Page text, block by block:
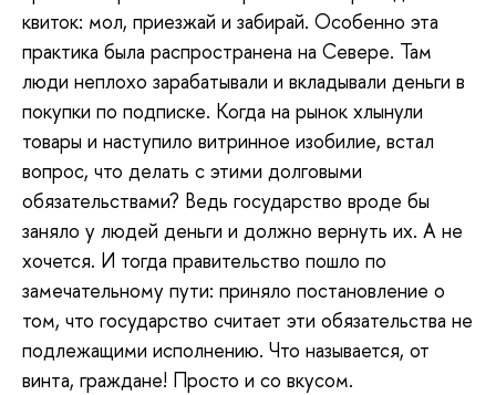
квиток: мол, приезжай и забирай. Особенно эта
практика была распространена на Севере. Там
люди неплохо зарабатывали и вкладывали деньги в
покупки по подписке. Когда на рынок хлынули
товары и наступило витринное изобилие, встал
вопрос, что делать с этими долговыми
обязательствами? Ведь государство вроде бы
заняло у людей деньги и должно вернуть их. А не
хочется. И тогда правительство пошло по
замечательному пути: приняло постановление о
том, что государство считает эти обязательства не
подлежащими исполнению. Что называется, от
винта, граждане! Просто и со вкусом.